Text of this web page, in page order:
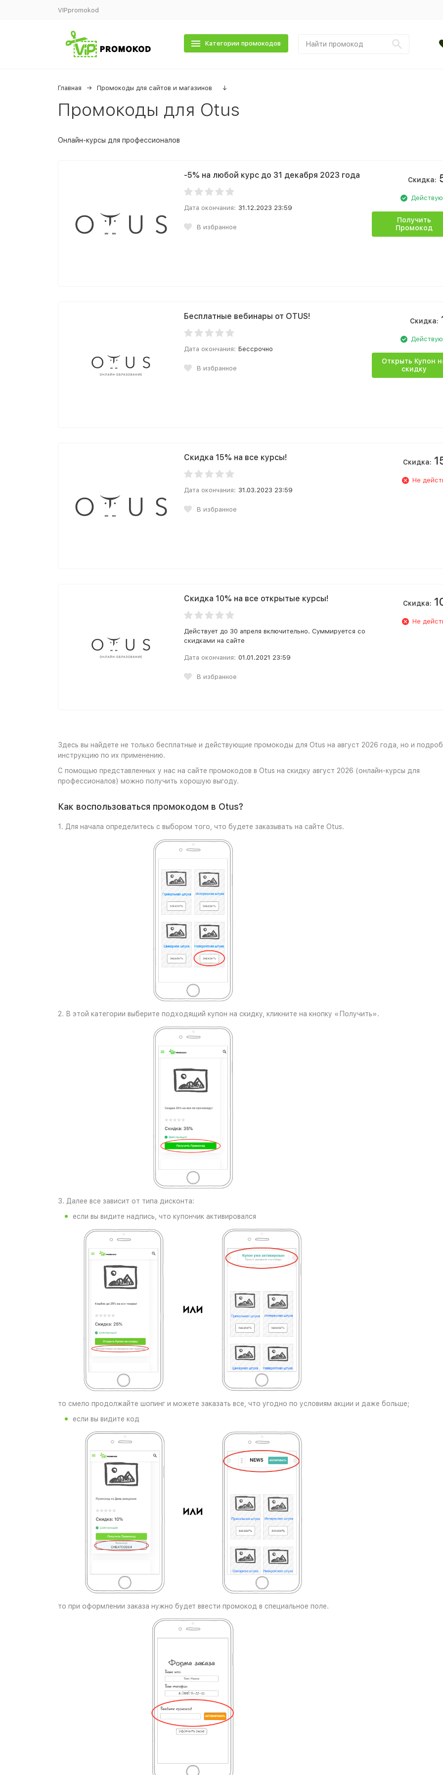
VIPpromokod
Категории промокодов
Главная Промокоды для сайтов и магазинов ↓
Промокоды для Otus
Онлайн-курсы для профессионалов
-5% на любой курс до 31 декабря 2023 года
Дата окончания: 31.12.2023 23:59
В избранное
Скидка:
Получить
Промокод
Бесплатные вебинары от OTUS!
Дата окончания: Бессрочно
В избранное
Скидка:
Открыть Купон
скидку
Скидка 15% на все курсы!
Дата окончания: 31.03.2023 23:59
В избранное
Скидка:
Не
Скидка 10% на все открытые курсы!
Действует до 30 апреля включительно. Суммируется со
скидками на сайте
Дата окончания: 01.01.2021 23:59
В избранное
Скидка:
Не
Здесь вы найдете не только бесплатные и действующие промокоды для Otus на август 2026 года, но и
инструкцию по их применению.
С помощью представленных у нас на сайте промокодов в Otus на скидку август 2026 (онлайн-курсы для
профессионалов) можно получить хорошую выгоду.
Как воспользоваться промокодом в Otus?
1. Для начала определитесь с выбором того, что будете заказывать на сайте Otus.
2. В этой категории выберите подходящий купон на скидку, кликните на кнопку «Получить».
3. Далее все зависит от типа дисконта:
если вы видите надпись, что купончик активировался
то смело продолжайте шопинг и можете заказать все, что угодно по условиям акции и даже больше;
если вы видите код
то при оформлении заказа нужно будет ввести промокод в специальное поле.